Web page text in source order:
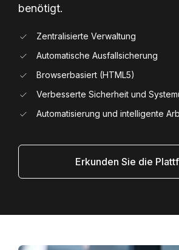
benötigt.
Zentralisierte Verwaltung
Automatische Ausfallsicherung
Browserbasiert (HTML5)
Verbesserte Sicherheit und
Automatisierung und intelligente
Erkunden Sie die